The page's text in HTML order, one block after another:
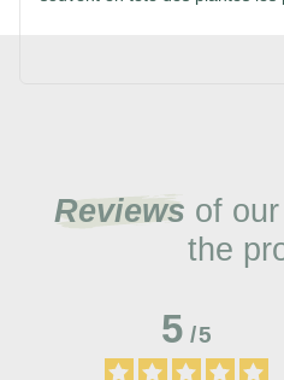
Reviews of
the
5/5